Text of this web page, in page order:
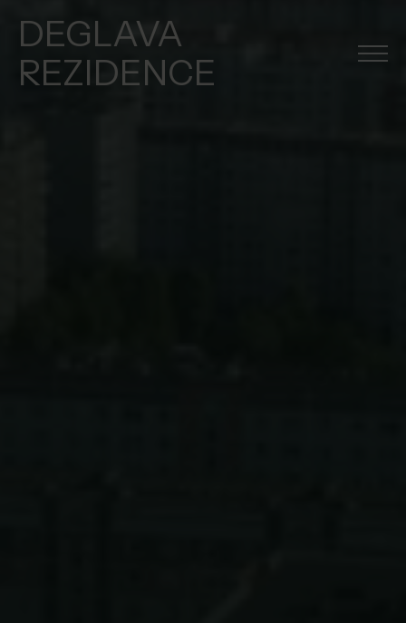
DEGLAVA
REZIDENCE